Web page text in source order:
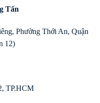
Tấn
Phường Thới An, Quận
12)
TP.HCM